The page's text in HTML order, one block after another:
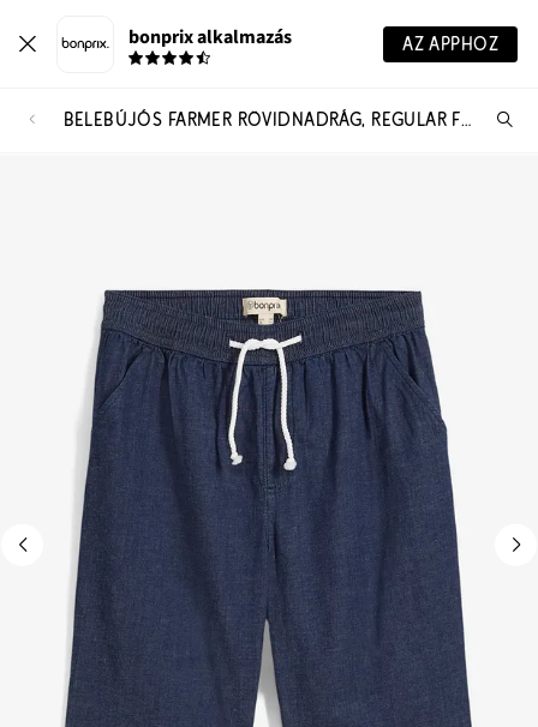
bonprix alkalmazás AZ APPHOZ
BELEBÚJÓS FARMER RÖVIDNADRÁG, REGULAR FIT